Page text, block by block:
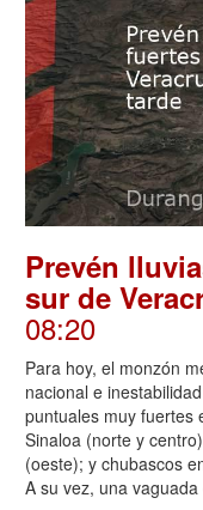
Prevén
sur de
08:20
Para hoy, el monzón
nacional e
puntuales muy fuertes
Sinaloa (norte y
(oeste); y chubascos
A su vez, una vaguada